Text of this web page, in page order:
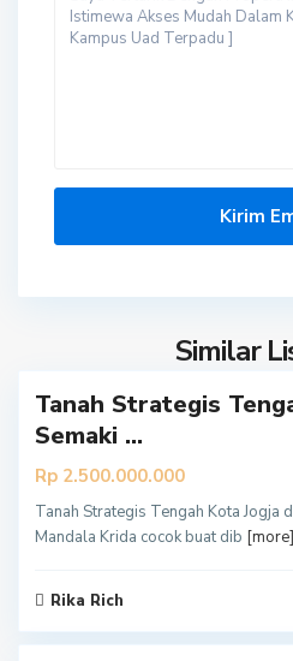
Similar
Tanah Strategis
Semaki ...
Rp 2.500.000.000
Tanah Strategis Tengah Kota Jogja
Mandala Krida cocok buat dib [more]
Rika Rich
o
g
a
k
a
t